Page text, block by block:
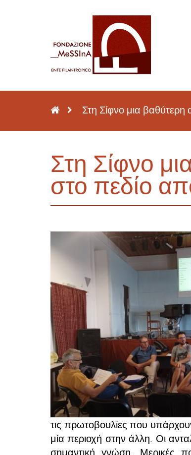
Στη Σίφνο μια
Στη Σίφνο
στο πεδίο
τις πρωτοβουλίες που
μία περιοχή στην άλλη. Οι
σημαντική γνώση. Μερικές